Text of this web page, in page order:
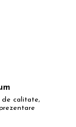
de calitate,